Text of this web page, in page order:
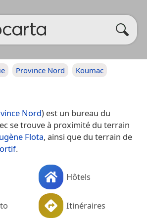
Province Nord Koumac
Nord) est un bureau du
se trouve à proximité du terrain
Flota, ainsi que du terrain de
.
Hôtels
Itinéraires